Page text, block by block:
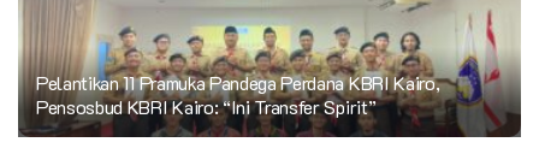
Pelantikan 11 Pramuka Pandega Perdana KBRI Kairo,
Pensosbud KBRI Kairo: “Ini Transfer Spirit”